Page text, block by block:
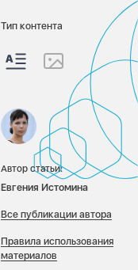
Тип контента
Автор статьи:
Евгения Истомина
Все публикации автора
Правила использования
материалов